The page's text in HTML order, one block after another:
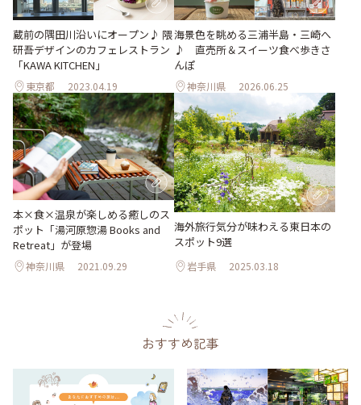
蔵前の隅田川沿いにオープン♪ 隈
研吾デザインのカフェレストラン
「KAWA KITCHEN」
東京都 2023.04.19
海景色を眺める三浦半島・三崎へ
♪ 直売所＆スイーツ食べ歩きさ
んぽ
神奈川県 2026.06.25
本×食×温泉が楽しめる癒しのス
ポット「湯河原惣湯 Books and
Retreat」が登場
神奈川県 2021.09.29
海外旅行気分が味わえる東日本の
スポット9選
岩手県 2025.03.18
おすすめ記事